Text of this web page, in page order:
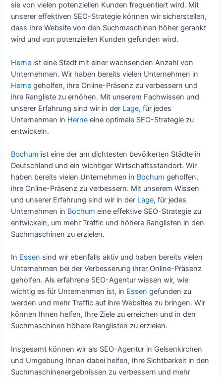
sie von vielen potenziellen Kunden frequentiert wird. Mit
unserer effektiven SEO-Strategie können wir sicherstellen,
dass Ihre Website von den Suchmaschinen höher gerankt
wird und von potenziellen Kunden gefunden wird.
Herne ist eine Stadt mit einer wachsenden Anzahl von
Unternehmen. Wir haben bereits vielen Unternehmen in
Herne geholfen, ihre Online-Präsenz zu verbessern und
ihre Rangliste zu erhöhen. Mit unserem Fachwissen und
unserer Erfahrung sind wir in der Lage, für jedes
Unternehmen in Herne eine optimale SEO-Strategie zu
entwickeln.
Bochum ist eine der am dichtesten bevölkerten Städte in
Deutschland und ein wichtiger Wirtschaftsstandort. Wir
haben bereits vielen Unternehmen in Bochum geholfen,
ihre Online-Präsenz zu verbessern. Mit unserem Wissen
und unserer Erfahrung sind wir in der Lage, für jedes
Unternehmen in Bochum eine effektive SEO-Strategie zu
entwickeln, um mehr Traffic und höhere Ranglisten in den
Suchmaschinen zu erzielen.
In Essen sind wir ebenfalls aktiv und haben bereits vielen
Unternehmen bei der Verbesserung ihrer Online-Präsenz
geholfen. Als erfahrene SEO-Agentur wissen wir, wie
wichtig es für Unternehmen ist, in Essen gefunden zu
werden und mehr Traffic auf ihre Websites zu bringen. Wir
können Ihnen helfen, Ihre Ziele zu erreichen und in den
Suchmaschinen höhere Ranglisten zu erzielen.
Insgesamt können wir als SEO-Agentur in Gelsenkirchen
und Umgebung Ihnen dabei helfen, Ihre Sichtbarkeit in den
Suchmaschinenergebnissen zu verbessern und mehr